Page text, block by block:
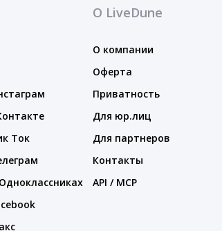
Ток
О LiveDune
О компании
Оферта
Приватность
Для юр.лиц
Для партнеров
Контакты
API / MCP